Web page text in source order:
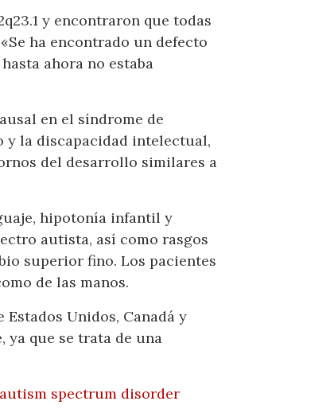
y encontraron que todas
ha encontrado un defecto
ahora no estaba
en el síndrome de
y la discapacidad intelectual,
del desarrollo similares a
hipotonía infantil y
autista, así como rasgos
superior fino. Los pacientes
de las manos.
Unidos, Canadá y
ya que se trata de una
spectrum disorder